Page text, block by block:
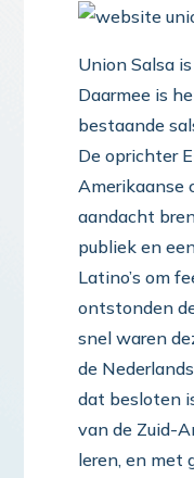
Union Salsa
Daarmee is
bestaande
De oprichter
Amerikaanse
aandacht
publiek en
Latino’s om
ontstonden
snel waren
de
dat besloten
van de Zuid-
leren, en met